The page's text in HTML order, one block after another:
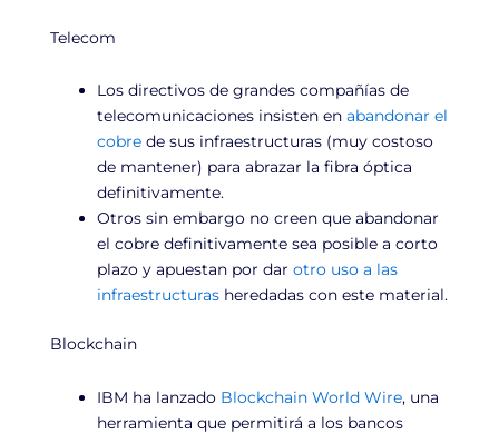
Telecom
Los directivos de grandes compañías de
telecomunicaciones insisten en abandonar el
cobrede sus infraestructuras (muy costoso
de mantener) para abrazar la fibra óptica
definitivamente.
Otros sin embargo no creen que abandonar
el cobre definitivamente sea posible a corto
plazo y apuestan por dar otro uso a las
infraestructurasheredadas con este material.
Blockchain
IBM ha lanzado Blockchain World Wire, una
herramienta que permitirá a los bancos